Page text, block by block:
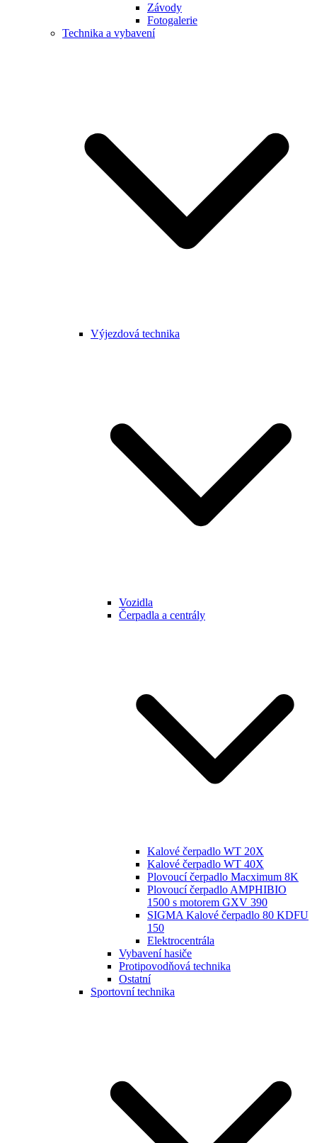
Závody
Fotogalerie
Technika a vybavení
Výjezdová technika
Vozidla
Čerpadla a centrály
Kalové čerpadlo WT 20X
Kalové čerpadlo WT 40X
Plovoucí čerpadlo Macximum 8K
Plovoucí čerpadlo AMPHIBIO
1500 s motorem GXV 390
SIGMA Kalové čerpadlo 80 KDFU
150
Elektrocentrála
Vybavení hasiče
Protipovodňová technika
Ostatní
Sportovní technika